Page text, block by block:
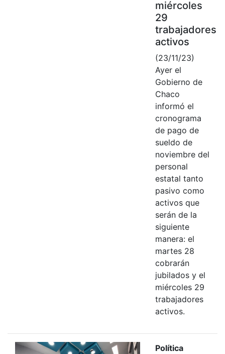
miércoles
29
trabajadores
activos
(23/11/23)
Ayer el
Gobierno de
Chaco
informó el
cronograma
de pago de
sueldo de
noviembre del
personal
estatal tanto
pasivo como
activos que
serán de la
siguiente
manera: el
martes 28
cobrarán
jubilados y el
miércoles 29
trabajadores
activos.
Política